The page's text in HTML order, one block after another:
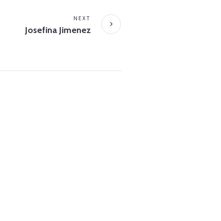
Josefina Jimenez
NEXT